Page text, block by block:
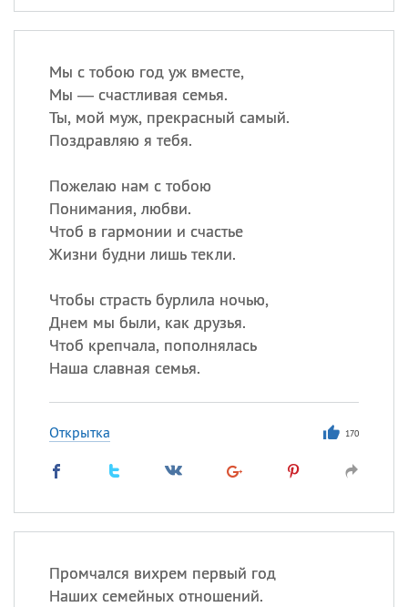
Мы с тобою год уж вместе,
Мы — счастливая семья.
Ты, мой муж, прекрасный самый.
Поздравляю я тебя.
Пожелаю нам с тобою
Понимания, любви.
Чтоб в гармонии и счастье
Жизни будни лишь текли.
Чтобы страсть бурлила ночью,
Днем мы были, как друзья.
Чтоб крепчала, пополнялась
Наша славная семья.
Открытка 170
Промчался вихрем первый год
Наших семейных отношений.